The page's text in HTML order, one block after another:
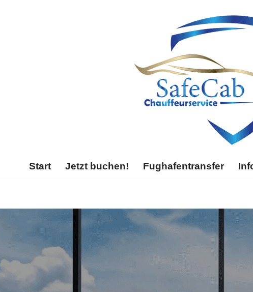
Start Jetzt buchen! Fughafentransfer